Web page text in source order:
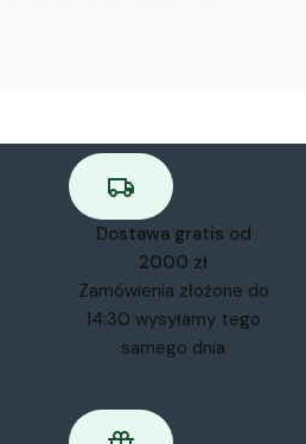
Dostawa gratis od
2000 zł
Zamówienia złożone do
14:30 wysyłamy tego
samego dnia